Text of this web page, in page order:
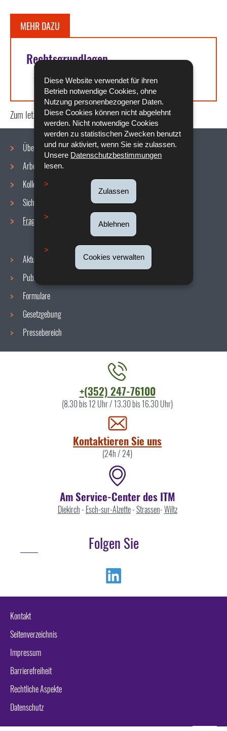
Diese Website verwendet für ihren
Betrieb notwendige Cookies, ohne
Nutzung personenbezogener Daten.
Diese Cookies können nicht abgelehnt
werden. Nicht notwendige Cookies
werden zu statistischen Zwecken benutzt
und nur aktiviert, wenn Sie sie zulassen.
Unsere Datenschutzbestimmungen
lesen.
Zulassen
Ablehnen
Cookies verwalten
MEHR DAZU
Rechtsgrundlagen
Artikel L. 234-52 des Arbeitsgesetzbuchs
Zum letzten Mal aktualisiert am16/07/2020
Navigationsmenü
Über uns
Arbeitsbedingungen
Kollektive Vereinbarungen
Sicherheit/Gesundheit am Arbeitsplatz
Fragen / Antworten
Aktuelles
Publikationen
Formulare
Gesetzgebung
Pressebereich
+(352) 247-76100
(8.30 bis 12 Uhr / 13.30 bis 16.30 Uhr)
Kontaktieren Sie uns
(24h / 24)
Am Service-Center des ITM
Diekirch- Esch-sur-Alzette-Strassen-Wiltz
Folgen Sie
Kontakt
Seitenverzeichnis
Impressum
Barrierefreiheit
Rechtliche Aspekte
Datenschutz